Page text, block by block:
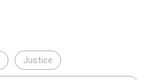
Justice